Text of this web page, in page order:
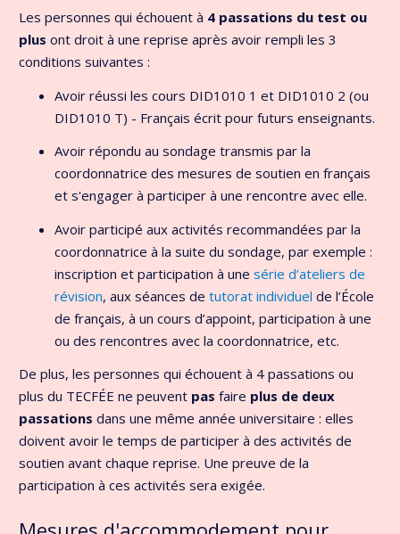
Les personnes qui échouent à 4 passations du test ou
plus ont droit à une reprise après avoir rempli les 3
conditions suivantes :
Avoir réussi les cours DID1010 1 et DID1010 2 (ou
DID1010 T) - Français écrit pour futurs enseignants.
Avoir répondu au sondage transmis par la
coordonnatrice des mesures de soutien en français
et s'engager à participer à une rencontre avec elle.
Avoir participé aux activités recommandées par la
coordonnatrice à la suite du sondage, par exemple :
inscription et participation à une série d’ateliers de
révision, aux séances de tutorat individuel de l’École
de français, à un cours d’appoint, participation à une
ou des rencontres avec la coordonnatrice, etc.
De plus, les personnes qui échouent à 4 passations ou
plus du TECFÉE ne peuvent pas faire plus de deux
passations dans une même année universitaire : elles
doivent avoir le temps de participer à des activités de
soutien avant chaque reprise. Une preuve de la
participation à ces activités sera exigée.